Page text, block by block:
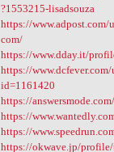
?1553215-lisadsouza
https://www.adpost.com/
com/
https://www.dday.it/
https://
id=1161420
https://
https://
https://
https://okwave.jp/